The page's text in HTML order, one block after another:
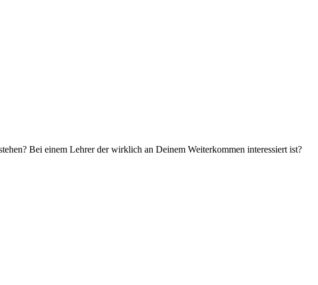
Bei einem Lehrer der wirklich an Deinem Weiterkommen interessiert ist?